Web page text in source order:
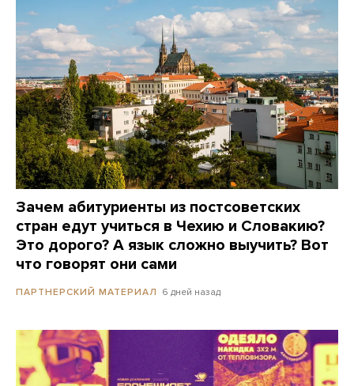
Зачем абитуриенты из постсоветских
стран едут учиться в Чехию и Словакию?
Это дорого? А язык сложно выучить? Вот
что говорят они сами
ПАРТНЕРСКИЙ МАТЕРИАЛ 6 дней назад